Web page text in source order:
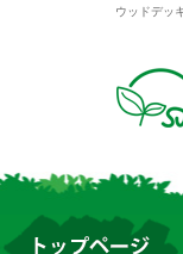
ウッドデッ